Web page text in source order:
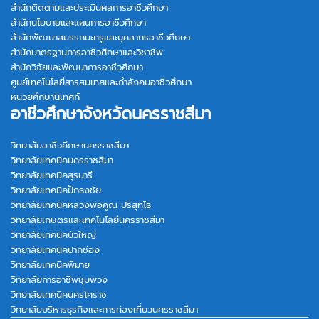
สำนักติดตามและประเมินผลการอาชีวศึกษา
สำนักนโยบายและแผนการอาชีวศึกษา
สำนักพัฒนาสมรรถนะครูและบุคลากรอาชีวศึกษา
สำนักมาตรฐานการอาชีวศึกษาและวิชาชีพ
สำนักวิจัยและพัฒนาการอาชีวศึกษา
ศูนย์เทคโนโลยีสารสนเทศและกำลังคนอาชีวศึกษา
หน่วยศึกษานิเทศก์
อาชีวศึกษาจังหวัดนครราชสีมา
วิทยาลัยอาชีวศึกษานครราชสีมา
วิทยาลัยเทคนิคนครราชสีมา
วิทยาลัยเทคนิคสุรนารี
วิทยาลัยเทคนิคปักธงชัย
วิทยาลัยเทคนิคหลวงพ่อคูณ ปริสุทฺโธ
วิทยาลัยเกษตรและเทคโนโลยีนครราชสีมา
วิทยาลัยเทคนิคบัวใหญ่
วิทยาลัยเทคนิคปากช่อง
วิทยาลัยเทคนิคพิมาย
วิทยาลัยการอาชีพชุมพวง
วิทยาลัยเทคนิคนครโคราช
วิทยาลัยบริหารธุรกิจและการท่องเที่ยวนครราชสีมา